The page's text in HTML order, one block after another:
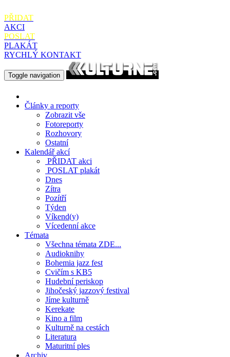
PŘIDAT
AKCI
POSLAT
PLAKÁT
RYCHLÝ KONTAKT
Toggle navigation
Články a reporty
Zobrazit vše
Fotoreporty
Rozhovory
Ostatní
Kalendář akcí
PŘIDAT akci
POSLAT plakát
Dnes
Zítra
Pozítří
Týden
Víkend(y)
Vícedenní akce
Témata
Všechna témata ZDE...
Audioknihy
Bohemia jazz fest
Cvičím s KB5
Hudební periskop
Jihočeský jazzový festival
Jíme kulturně
Kerekate
Kino a film
Kulturně na cestách
Literatura
Maturitní ples
Archiv